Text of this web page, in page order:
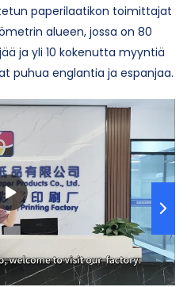
paperilaatikon toimittajat
alueen, jossa on 80
ja yli 10 kokenutta myyntiä
puhua englantia ja espanjaa.